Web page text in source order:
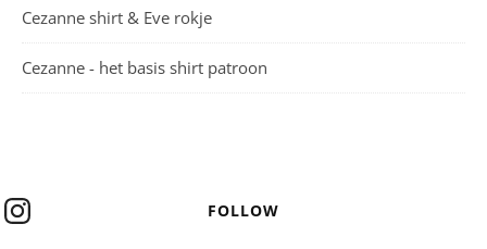
Cezanne shirt & Eve rokje
Cezanne - het basis shirt patroon
FOLLOW